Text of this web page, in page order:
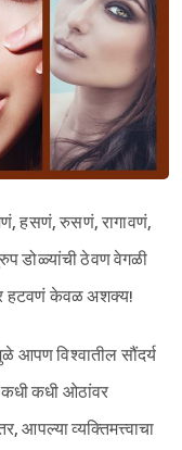
हसणं, रुसणं, रागावणं,
डोळ्यांची ठेवण वेगळी
हटवणं केवळ अशक्य!
आपण विश्‍वातील सौंदर्य
कधी कधी ओठांवर
आपल्या व्यक्तिमत्त्वाचा